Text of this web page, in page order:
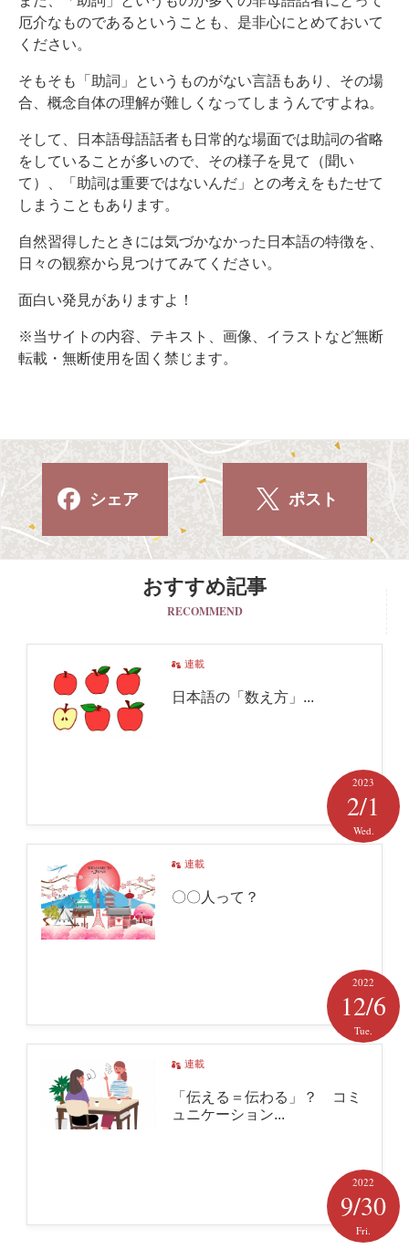
厄介なものであるということも、是非心にとめておいて
ください。
そもそも「助詞」というものがない言語もあり、その場
合、概念自体の理解が難しくなってしまうんですよね。
そして、日本語母語話者も日常的な場面では助詞の省略
をしていることが多いので、その様子を見て（聞い
て）、「助詞は重要ではないんだ」との考えをもたせて
しまうこともあります。
自然習得したときには気づかなかった日本語の特徴を、
日々の観察から見つけてみてください。
面白い発見がありますよ！
※当サイトの内容、テキスト、画像、イラストなど無断
転載・無断使用を固く禁じます。
シェア ポスト
おすすめ記事
RECOMMEND
連載
日本語の「数え方」...
2023
2/1
Wed.
連載
〇〇人って？
2022
12/6
Tue.
連載
「伝える＝伝わる」？ コミ
ュニケーション...
2022
9/30
Fri.